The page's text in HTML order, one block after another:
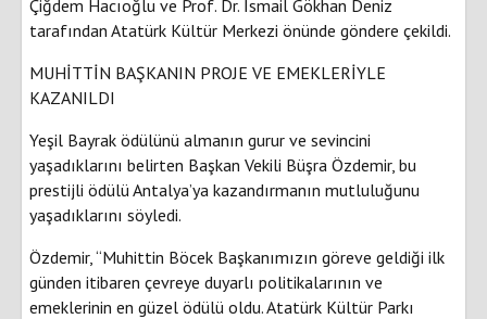
Çiğdem Hacıoğlu ve Prof. Dr. İsmail Gökhan Deniz
tarafından Atatürk Kültür Merkezi önünde göndere çekildi.
MUHİTTİN BAŞKANIN PROJE VE EMEKLERİYLE
KAZANILDI
Yeşil Bayrak ödülünü almanın gurur ve sevincini
yaşadıklarını belirten Başkan Vekili Büşra Özdemir, bu
prestijli ödülü Antalya’ya kazandırmanın mutluluğunu
yaşadıklarını söyledi.
Özdemir, “Muhittin Böcek Başkanımızın göreve geldiği ilk
günden itibaren çevreye duyarlı politikalarının ve
emeklerinin en güzel ödülü oldu. Atatürk Kültür Parkı